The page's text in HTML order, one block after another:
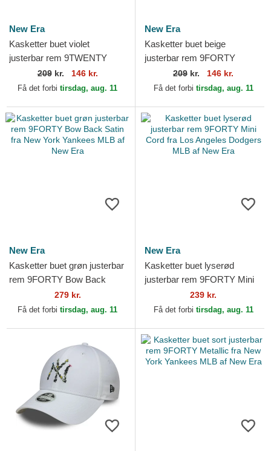
New Era
Kasketter buet violet
justerbar rem 9TWENTY
Gingham fra New York
Yankees MLB af New Era
209kr. 146 kr.
Få det forbi tirsdag, aug. 11
New Era
Kasketter buet beige
justerbar rem 9FORTY
Jersey fra New York
Yankees MLB af New Era
209 kr. 146 kr.
Få det forbi tirsdag, aug. 11
New Era
Kasketter buet grøn justerbar
rem 9FORTY Bow Back
Satin fra New York Yankees
MLB af New Era
279 kr.
Få det forbi tirsdag, aug. 11
New Era
Kasketter buet lyserød
justerbar rem 9FORTY Mini
Cord fra Los Angeles
Dodgers MLB af New Era
239 kr.
Få det forbi tirsdag, aug. 11